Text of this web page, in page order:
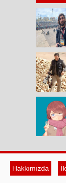
Hakkımızda